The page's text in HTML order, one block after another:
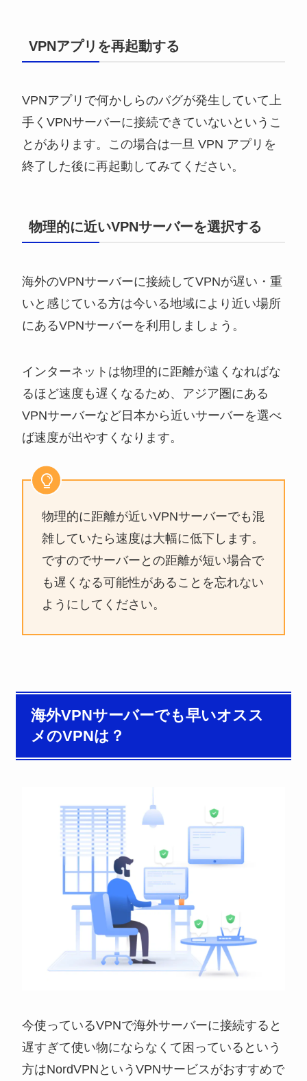
VPNアプリを再起動する
VPNアプリで何かしらのバグが発生していて上
手くVPNサーバーに接続できていないというこ
とがあります。この場合は一旦 VPN アプリを
終了した後に再起動してみてください。
物理的に近いVPNサーバーを選択する
海外のVPNサーバーに接続してVPNが遅い・重
いと感じている方は今いる地域により近い場所
にあるVPNサーバーを利用しましょう。
インターネットは物理的に距離が遠くなればな
るほど速度も遅くなるため、アジア圏にある
VPNサーバーなど日本から近いサーバーを選べ
ば速度が出やすくなります。
物理的に距離が近いVPNサーバーでも混
雑していたら速度は大幅に低下します。
ですのでサーバーとの距離が短い場合で
も遅くなる可能性があることを忘れない
ようにしてください。
海外VPNサーバーでも早いオスス
メのVPNは？
今使っているVPNで海外サーバーに接続すると
遅すぎて使い物にならなくて困っているという
方はNordVPNというVPNサービスがおすすめで